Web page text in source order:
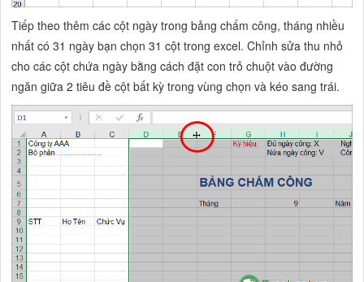
Tiếp theo thêm các cột ngày trong bảng chấm công, tháng nhiều
nhất có 31 ngày bạn chọn 31 cột trong excel. Chỉnh sửa thu nhỏ
cho các cột chứa ngày bằng cách đặt con trỏ chuột vào đường
ngăn giữa 2 tiêu đề cột bất kỳ trong vùng chọn và kéo sang trái.